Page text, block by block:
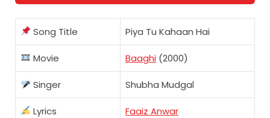
Song Title Piya Tu Kahaan Hai
Movie Baaghi (2000)
Singer Shubha Mudgal
Lyrics Faaiz Anwar